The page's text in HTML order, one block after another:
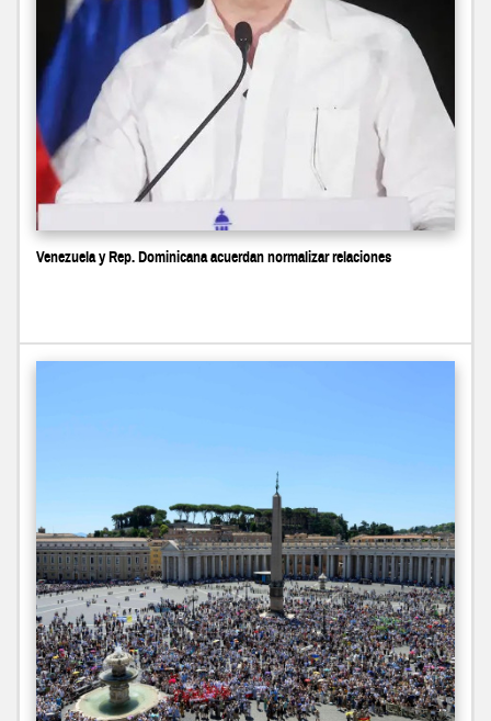
Venezuela y Rep. Dominicana acuerdan normalizar relaciones